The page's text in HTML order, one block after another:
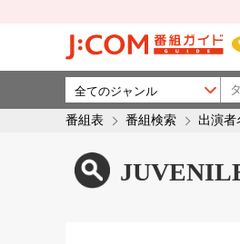
番組表 番組検索 出演者